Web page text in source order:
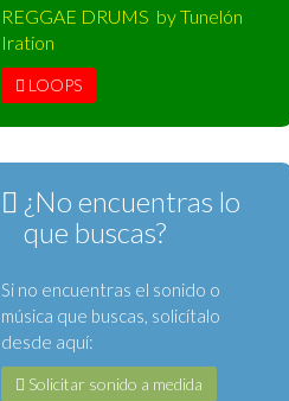
REGGAE DRUMS by Tunelón
Iration
LOOPS
¿No encuentras lo
que buscas?
Si no encuentras el sonido o
música que buscas, solicítalo
desde aquí:
Solicitar sonido a medida